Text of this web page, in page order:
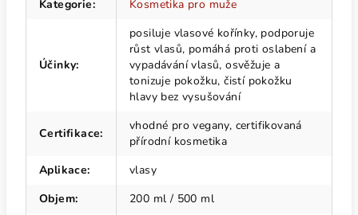
Kategorie: Kosmetika pro muže
Účinky:
posiluje vlasové kořínky, podporuje
růst vlasů, pomáhá proti oslabení a
vypadávání vlasů, osvěžuje a
tonizuje pokožku, čistí pokožku
hlavy bez vysušování
Certifikace:
vhodné pro vegany, certifikovaná
přírodní kosmetika
Aplikace:
vlasy
Objem:
200 ml / 500 ml